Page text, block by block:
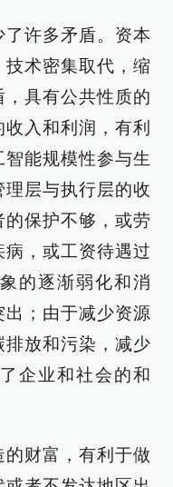
许多矛盾。资本
术密集取代，缩
具有公共性质的
入和利润，有利
能规模性参与生
层与执行层的收
的保护不够，或劳
，或工资待遇过
的逐渐弱化和消
；由于减少资源
放和污染，减少
企业和社会的和
财富，有利于做